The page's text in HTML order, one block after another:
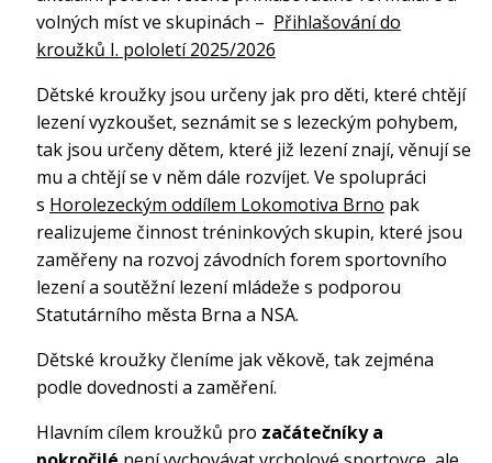
volných míst ve skupinách – Přihlašování do
kroužků I. pololetí 2025/2026
Dětské kroužky jsou určeny jak pro děti, které chtějí
lezení vyzkoušet, seznámit se s lezeckým pohybem,
tak jsou určeny dětem, které již lezení znají, věnují se
mu a chtějí se v něm dále rozvíjet. Ve spolupráci
s Horolezeckým oddílem Lokomotiva Brno pak
realizujeme činnost tréninkových skupin, které jsou
zaměřeny na rozvoj závodních forem sportovního
lezení a soutěžní lezení mládeže s podporou
Statutárního města Brna a NSA.
Dětské kroužky členíme jak věkově, tak zejména
podle dovednosti a zaměření.
Hlavním cílem kroužků pro začátečníky a